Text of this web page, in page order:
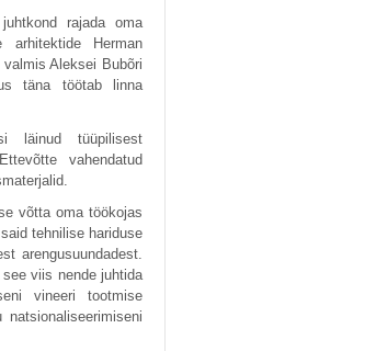
rajada oma
arhitektide Herman
Aleksei Bubõri
täna töötab linna
läinud tüüpilisest
vahendatud
võtta oma töökojas
tehnilise hariduse
arengusuundadest.
viis nende juhtida
vineeri tootmise